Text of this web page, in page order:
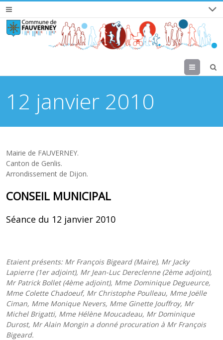
Menu
12 janvier 2010
Mairie de FAUVERNEY.
Canton de Genlis.
Arrondissement de Dijon.
CONSEIL MUNICIPAL
Séance du 12 janvier 2010
Etaient présents:Mr François Bigeard (Maire), Mr Jacky
Lapierre (1er adjoint), Mr Jean-Luc Dereclenne (2ème adjoint),
Mr Patrick Bollet (4ème adjoint), Mme Dominique Degueurce,
Mme Colette Chadoeuf, Mr Christophe Poulleau, Mme Joëlle
Ciman, Mme Monique Nevers, Mme Ginette Jouffroy, Mr
Michel Brigatti, Mme Hélène Moucadeau, Mr Dominique
Durost, Mr Alain Mongin a donné procuration à Mr François
Bigeard.